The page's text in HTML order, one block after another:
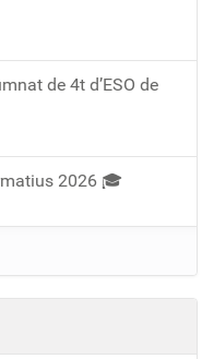
de 4t d’ESO de
2026 🎓